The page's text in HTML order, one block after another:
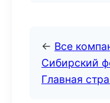
← Все
Сибирский
Главная